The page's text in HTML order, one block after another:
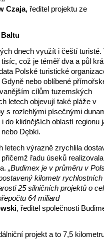
Czaja, ředitel projektu ze
dnech využít i čeští turisté.
což je téměř dva a půl
Polské turistické
nebo oblíbené
cílům tuzemských
letech objevují také pláže v
s rozlehlými písečnými
do klidnějších oblastí regionu
Dębki.
letech výrazně zrychlila
řadu úseků realizovala
„Budimex je v průměru v
kilometr rychlostních
25 silničních projektů o
64 miliard
, ředitel společnosti
projekt a to 7,5